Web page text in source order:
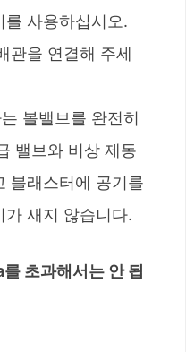
를 사용하십시오.
관을 연결해 주세
볼밸브를 완전히
밸브와 비상 제동
블래스터에 공기를
가 새지 않습니다.
초과해서는 안 됩